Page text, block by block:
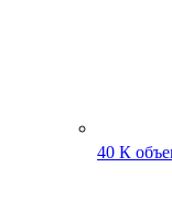
40 К